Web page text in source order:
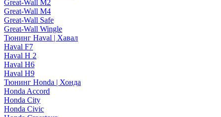
Great-Wall M2
Great-Wall M4
Great-Wall Safe
Great-Wall Wingle
Тюнинг Haval | Хавал
Haval F7
Haval H 2
Haval H6
Haval H9
Тюнинг Honda | Хонда
Honda Accord
Honda City
Honda Civic